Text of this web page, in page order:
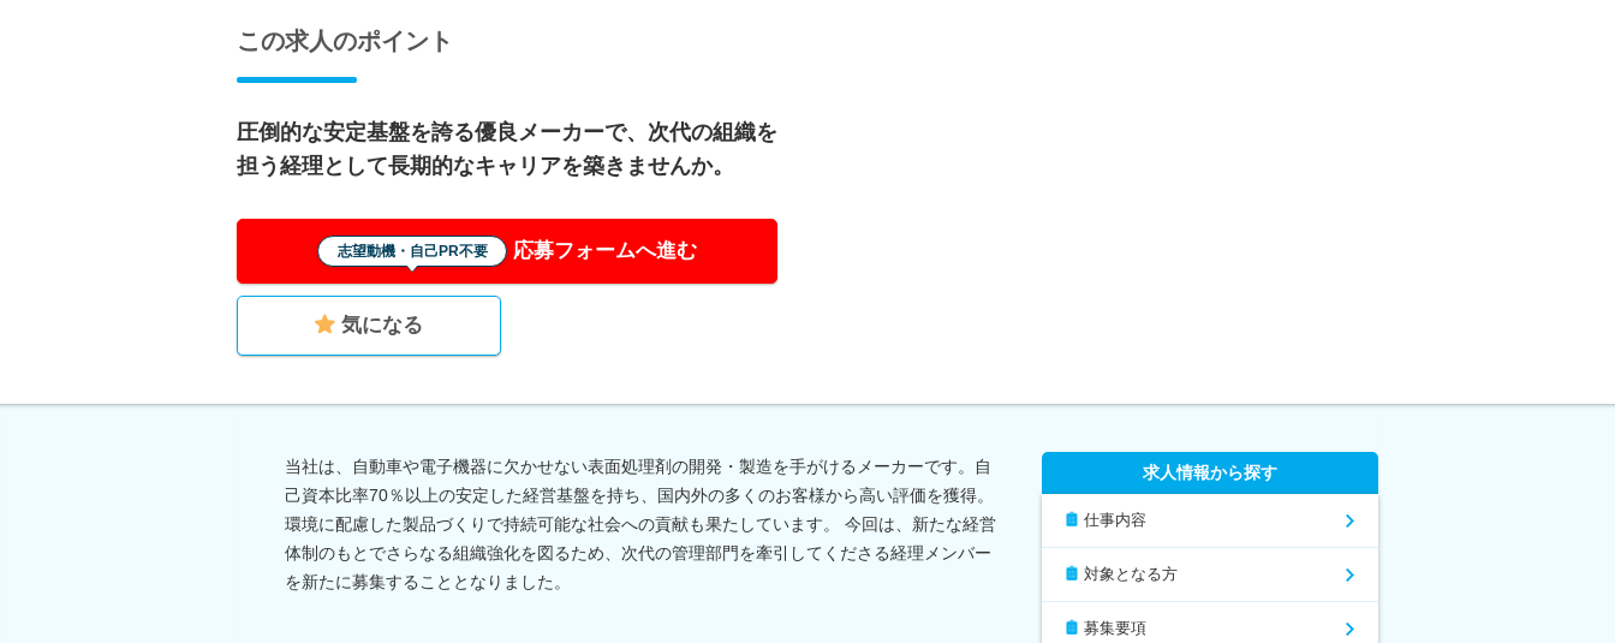
この求人のポイント
圧倒的な安定基盤を誇る優良メーカーで、次代の組織を
担う経理として長期的なキャリアを築きませんか。
志望動機・自己PR不要 応募フォームへ進む
気になる
当社は、自動車や電子機器に欠かせない表面処理剤の開発・製造を手がけるメーカーです。自
己資本比率70％以上の安定した経営基盤を持ち、国内外の多くのお客様から高い評価を獲得。
環境に配慮した製品づくりで持続可能な社会への貢献も果たしています。 今回は、新たな経営
体制のもとでさらなる組織強化を図るため、次代の管理部門を牽引してくださる経理メンバー
を新たに募集することとなりました。
求人情報から探す
仕事内容
対象となる方
募集要項